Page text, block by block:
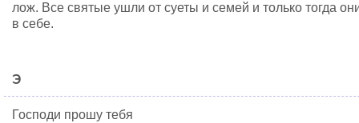
лож. Все святые ушли от суеты и семей и только тогда
в себе.
Э
Господи прошу тебя